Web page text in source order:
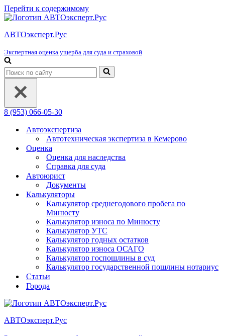
Перейти к содержимому
АВТОэксперт.Рус
Экспертная оценка ущерба для суда и страховой
Искать...
8 (953) 066-05-30
Автоэкспертиза
Автотехническая экспертиза в Кемерово
Оценка
Оценка для наследства
Справка для суда
Автоюрист
Документы
Калькуляторы
Калькулятор среднегодового пробега по
Минюсту
Калькулятор износа по Минюсту
Калькулятор УТС
Калькулятор годных остатков
Калькулятор износа ОСАГО
Калькулятор госпошлины в суд
Калькулятор государственной пошлины нотариус
Статьи
Города
АВТОэксперт.Рус